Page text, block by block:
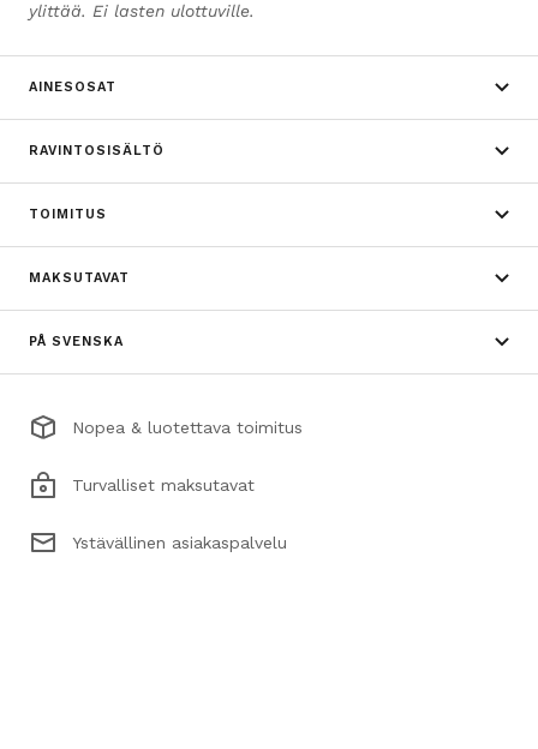
ylittää. Ei lasten ulottuville.
AINESOSAT
RAVINTOSISÄLTÖ
TOIMITUS
MAKSUTAVAT
PÅ SVENSKA
Nopea & luotettava toimitus
Turvalliset maksutavat
Ystävällinen asiakaspalvelu